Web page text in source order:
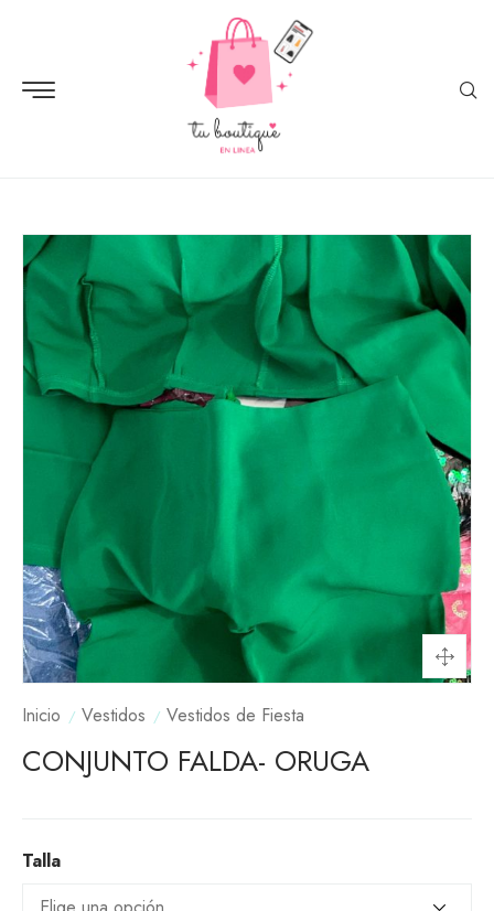
Inicio Vestidos Vestidos de Fiesta
CONJUNTO FALDA- ORUGA
Talla